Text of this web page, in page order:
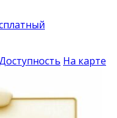
На карте